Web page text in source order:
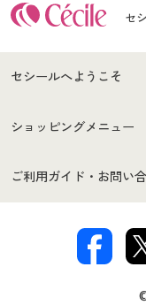
セ
セシールへようこそ
はじめての方へ
セシールご利用規約
著作権・商標について
ショッピングメニュー
商品カテゴリ
ご利用ガイド・お問い
交換・返品は